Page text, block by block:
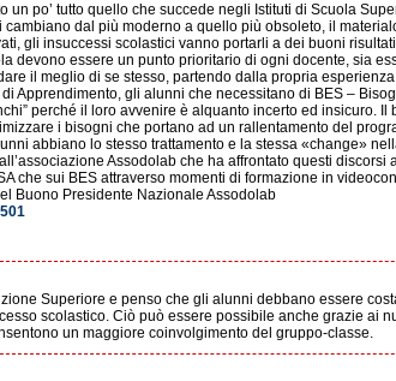
po’ tutto quello che succede negli Istituti di Scuola
cambiano dal più moderno a quello più obsoleto, il
gli insuccessi scolastici vanno portarli a dei buoni
devono essere un punto prioritario di ogni docente, sia
il meglio di se stesso, partendo dalla propria
Apprendimento, gli alunni che necessitano di BES –
perché il loro avvenire è alquanto incerto ed insicuro. Il
i bisogni che portano ad un rallentamento del
abbiano lo stesso trattamento e la stessa «change»
Assodolab che ha affrontato questi discorsi
che sui BES attraverso momenti di formazione in
Buono Presidente Nazionale Assodolab
Superiore e penso che gli alunni debbano essere
scolastico. Ciò può essere possibile anche grazie ai
un maggiore coinvolgimento del gruppo-classe.